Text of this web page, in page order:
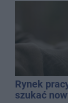
Rynek
szukać